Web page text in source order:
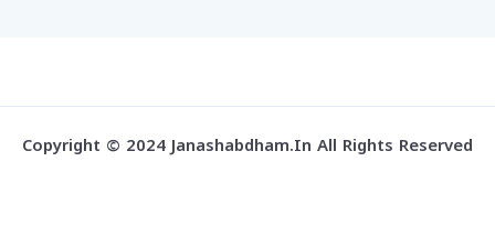
Copyright © 2024 Janashabdham.in All Rights Reserved